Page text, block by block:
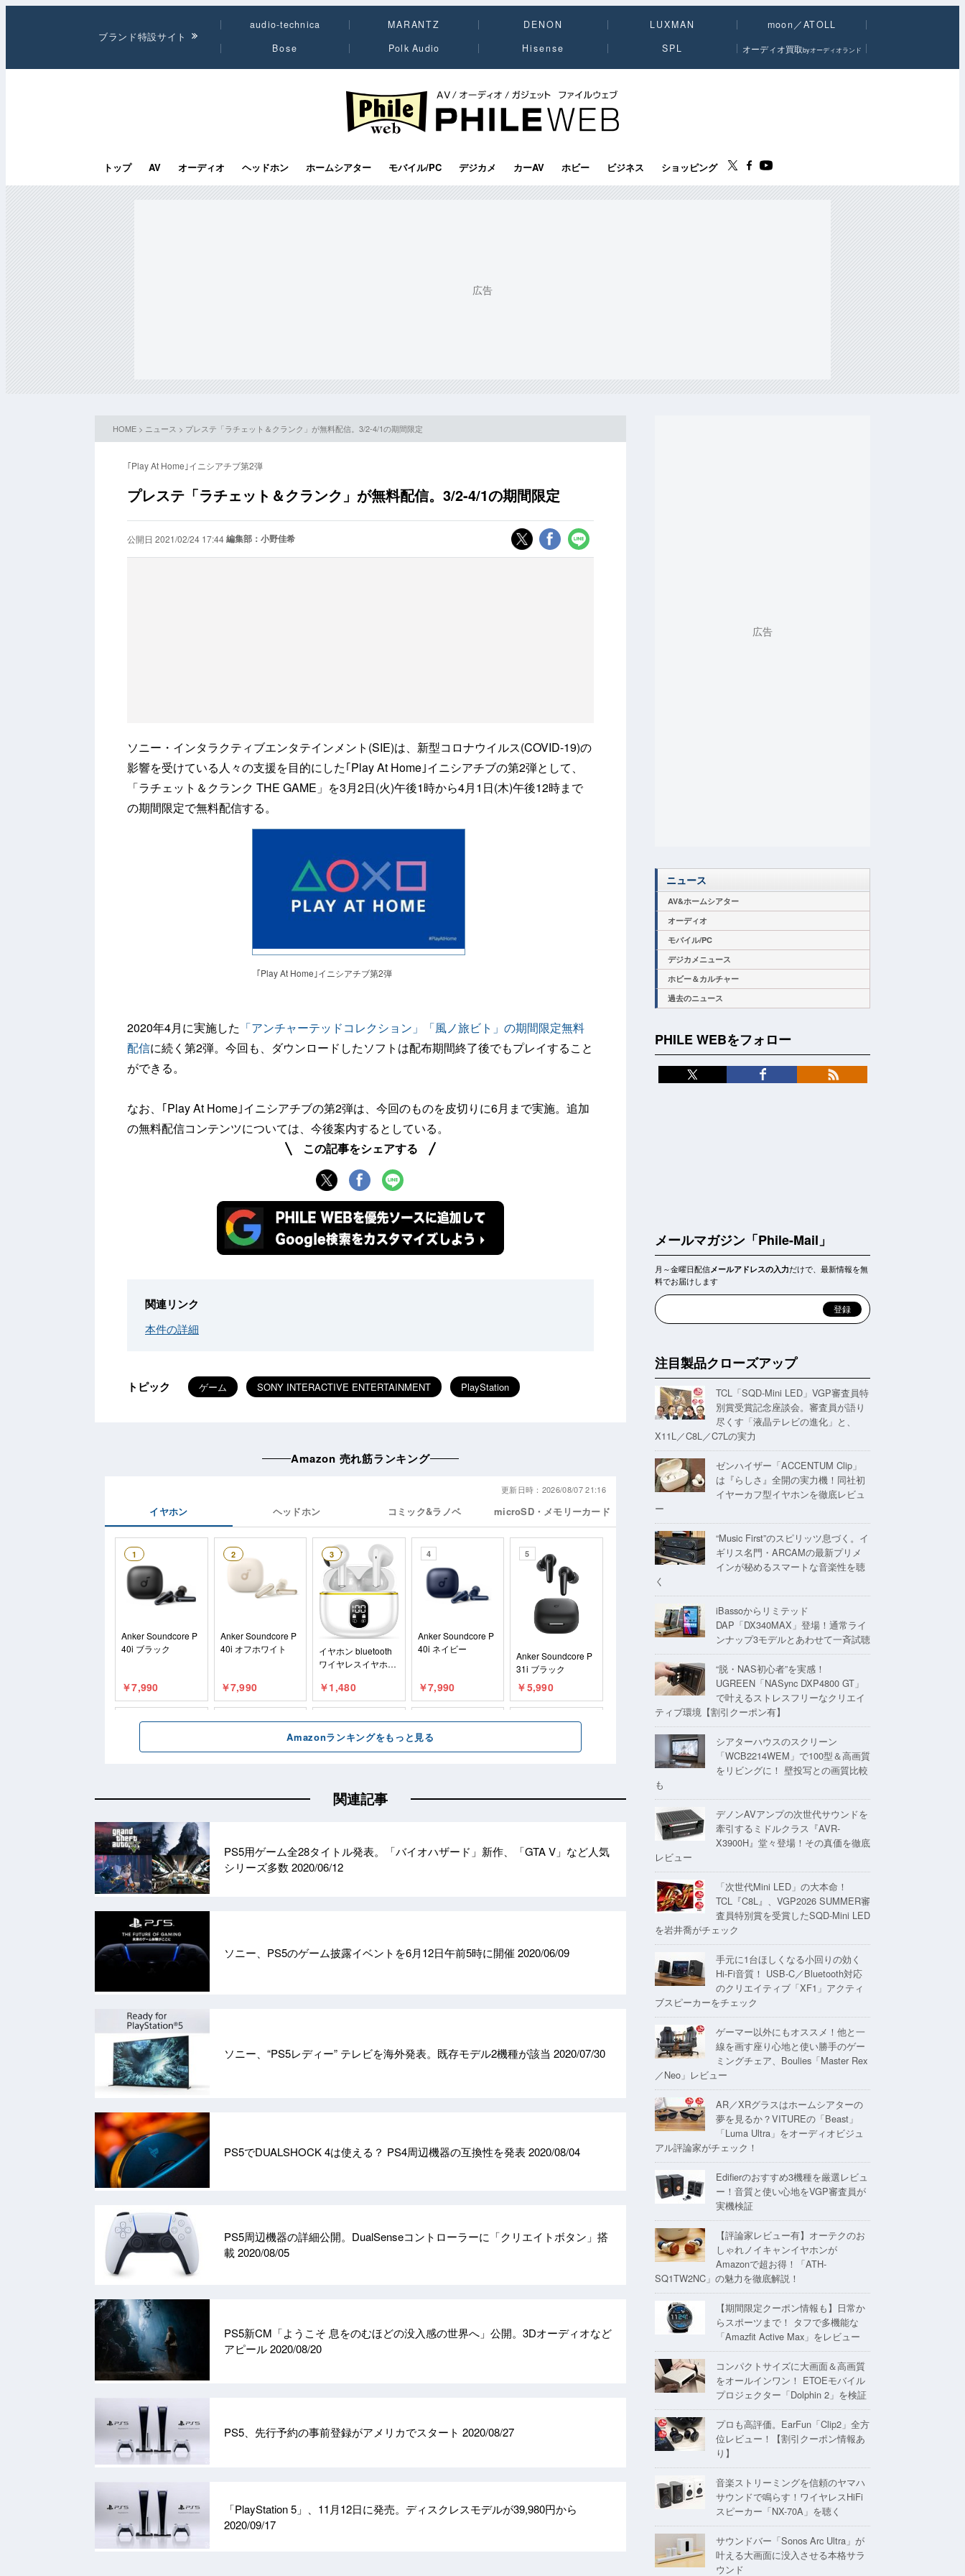
ブランド特設サイト
audio-technica MARANTZ DENON LUXMAN
moon／ATOLL
Bose
Polk Audio Hisense SPL オーディオ買取byオーディオランド
PHILE WEB｜AV/オーディオ/ガジェット
トップ AV オーディオ ヘッドホン ホームシアター モバイル/PC デジカメ カーAV ホビー ビジネス ショッピング
HOME > ニュース > プレステ「ラチェット＆クランク」が無料配信。3/2-4/1の期間限定
｢Play At Home｣イニシアチブ第2弾
プレステ「ラチェット＆クランク」が無料配信。3/2-4/1の期間限定
公開日 2021/02/24 17:44編集部：小野佳希
ソニー・インタラクティブエンタテインメント(SIE)は、新型コロナウイルス(COVID-19)の
影響を受けている人々の支援を目的にした｢Play At Home｣イニシアチブの第2弾として、
「ラチェット＆クランク THE GAME」を3月2日(火)午後1時から4月1日(木)午後12時まで
の期間限定で無料配信する。
｢Play At Home｣イニシアチブ第2弾
2020年4月に実施した 「アンチャーテッドコレクション」「風ノ旅ビト」の期間限定無料
配信に続く第2弾。今回も、ダウンロードしたソフトは配布期間終了後でもプレイすること
ができる。
なお、｢Play At Home｣イニシアチブの第2弾は、今回のものを皮切りに6月まで実施。追加
の無料配信コンテンツについては、今後案内するとしている。
この記事をシェアする
関連リンク
本件の詳細
トピック ゲーム SONY INTERACTIVE ENTERTAINMENT PlayStation
関連記事
PS5用ゲーム全28タイトル発表。「バイオハザード」新作、「GTA V」など人気
シリーズ多数 2020/06/12
ソニー、PS5のゲーム披露イベントを6月12日午前5時に開催 2020/06/09
ソニー、“PS5レディー” テレビを海外発表。既存モデル2機種が該当 2020/07/30
PS5でDUALSHOCK 4は使える？ PS4周辺機器の互換性を発表2020/08/04
PS5周辺機器の詳細公開。DualSenseコントローラーに「クリエイトボタン」搭
載2020/08/05
PS5新CM「ようこそ 息をのむほどの没入感の世界へ」公開。3Dオーディオなど
アピール2020/08/20
PS5、先行予約の事前登録がアメリカでスタート 2020/08/27
「PlayStation 5」、11月12日に発売。ディスクレスモデルが39,980円から
2020/09/17
ニュース
AV&ホームシアター
オーディオ
モバイル/PC
デジカメニュース
ホビー＆カルチャー
過去のニュース
PHILE WEBをフォロー
メールマガジン「Phile-Mail」
月～金曜日配信メールアドレスの入力だけで、最新情報を無
料でお届けします
注目製品クローズアップ
TCL「SQD-Mini LED」VGP審査員特
別賞受賞記念座談会。審査員が語り
尽くす「液晶テレビの進化」と、
X11L／C8L／C7Lの実力
ゼンハイザー「ACCENTUM Clip」
は『らしさ』全開の実力機！同社初
イヤーカフ型イヤホンを徹底レビュ
ー
“Music First”のスピリッツ息づく。イ
ギリス名門・ARCAMの最新プリメ
インが秘めるスマートな音楽性を聴
く
iBassoからリミテッド
DAP「DX340MAX」登場！通常ライ
ンナップ3モデルとあわせて一斉試聴
“脱・NAS初心者”を実感！
UGREEN「NASync DXP4800 GT」
で叶えるストレスフリーなクリエイ
ティブ環境【割引クーポン有】
シアターハウスのスクリーン
「WCB2214WEM」で100型＆高画質
をリビングに！ 壁投写との画質比較
も
デノンAVアンプの次世代サウンドを
牽引するミドルクラス『AVR-
X3900H』堂々登場！その真価を徹底
レビュー
「次世代Mini LED」の大本命！
TCL『C8L』、VGP2026 SUMMER審
査員特別賞を受賞したSQD-Mini LED
を岩井喬がチェック
手元に1台ほしくなる小回りの効く
Hi-Fi音質！ USB-C／Bluetooth対応
のクリエイティブ「XF1」アクティ
ブスピーカーをチェック
ゲーマー以外にもオススメ！他と一
線を画す座り心地と使い勝手のゲー
ミングチェア、Boulies「Master Rex
／Neo」レビュー
AR／XRグラスはホームシアターの
夢を見るか？VITUREの「Beast」
「Luma Ultra」をオーディオビジュ
アル評論家がチェック！
Edifierのおすすめ3機種を厳選レビュ
ー！音質と使い心地をVGP審査員が
実機検証
【評論家レビュー有】オーテクのお
しゃれノイキャンイヤホンが
Amazonで超お得！「ATH-
SQ1TW2NC」の魅力を徹底解説！
【期間限定クーポン情報も】日常か
らスポーツまで！ タフで多機能な
「Amazfit Active Max」をレビュー
コンパクトサイズに大画面＆高画質
をオールインワン！ ETOEモバイル
プロジェクター「Dolphin 2」を検証
プロも高評価。EarFun「Clip2」全方
位レビュー！【割引クーポン情報あ
り】
音楽ストリーミングを信頼のヤマハ
サウンドで鳴らす！ワイヤレスHiFi
スピーカー「NX-70A」を聴く
サウンドバー「Sonos Arc Ultra」が
叶える大画面に没入させる本格サラ
ウンド